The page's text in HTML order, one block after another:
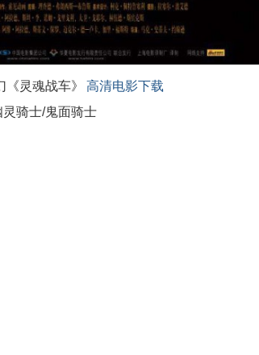
灵魂战车》
高清电影下载
骑士/鬼面骑士